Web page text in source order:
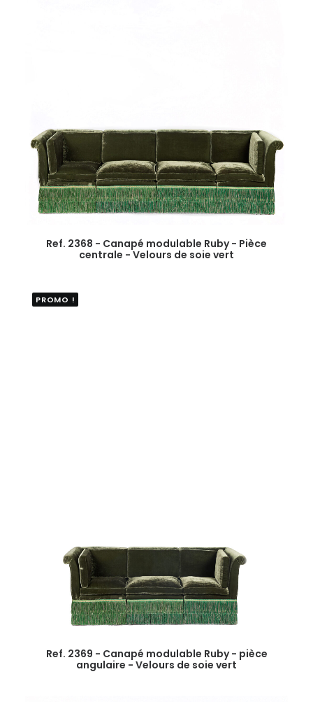
Ref. 2368 - Canapé modulable Ruby - Pièce
centrale - Velours de soie vert
PROMO !
Ref. 2369 - Canapé modulable Ruby - pièce
angulaire - Velours de soie vert